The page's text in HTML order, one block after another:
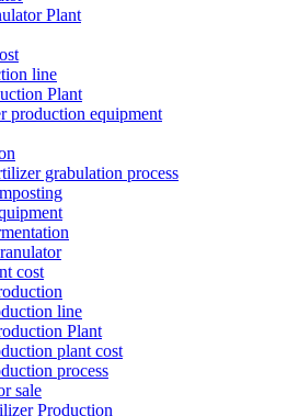
Plant
line
Plant
equipment
grabulation process
cost
line
Plant
plant cost
process
sale
Production